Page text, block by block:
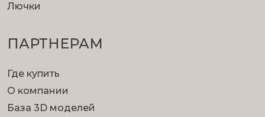
Лючки
ПАРТНЕРАМ
Где купить
О компании
База 3D моделей